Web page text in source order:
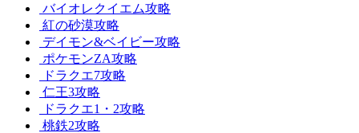
バイオレクイエム攻略
紅の砂漠攻略
デイモン&ベイビー攻略
ポケモンZA攻略
ドラクエ7攻略
仁王3攻略
ドラクエ1・2攻略
桃鉄2攻略